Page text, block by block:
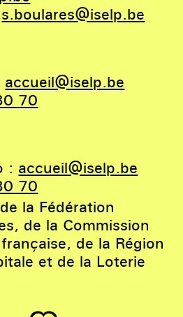
s.boulares@iselp.be
accueil@iselp.be
70
: accueil@iselp.be
70
la Fédération
de la Commission
de la Région
et de la Loterie